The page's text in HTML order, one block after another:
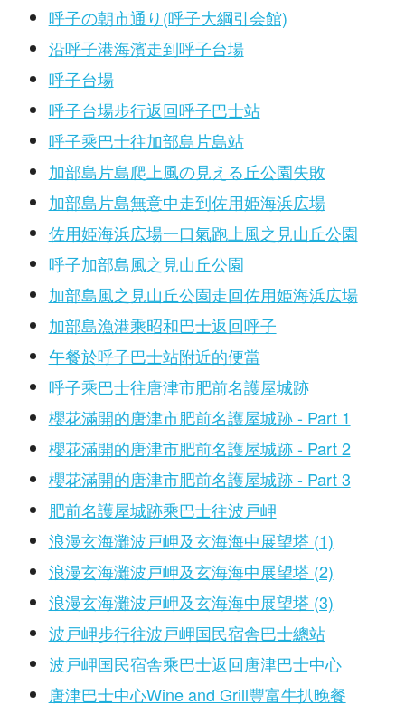
呼子の朝市通り(呼子大綱引会館)
沿呼子港海濱走到呼子台場
呼子台場
呼子台場步行返回呼子巴士站
呼子乘巴士往加部島片島站
加部島片島爬上風の見える丘公園失敗
加部島片島無意中走到佐用姫海浜広場
佐用姫海浜広場一口氣跑上風之見山丘公園
呼子加部島風之見山丘公園
加部島風之見山丘公園走回佐用姫海浜広場
加部島漁港乘昭和巴士返回呼子
午餐於呼子巴士站附近的便當
呼子乘巴士往唐津市肥前名護屋城跡
櫻花滿開的唐津市肥前名護屋城跡 - Part 1
櫻花滿開的唐津市肥前名護屋城跡 - Part 2
櫻花滿開的唐津市肥前名護屋城跡 - Part 3
肥前名護屋城跡乘巴士往波戸岬
浪漫玄海灘波戸岬及玄海海中展望塔 (1)
浪漫玄海灘波戸岬及玄海海中展望塔 (2)
浪漫玄海灘波戸岬及玄海海中展望塔 (3)
波戸岬步行往波戸岬国民宿舎巴士總站
波戸岬国民宿舎乘巴士返回唐津巴士中心
唐津巴士中心Wine and Grill豐富牛扒晚餐